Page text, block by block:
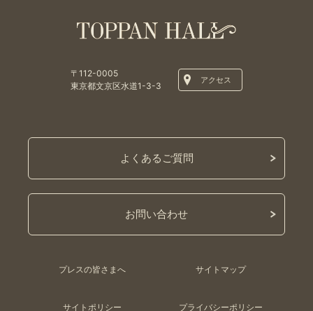
〒112-0005
東京都文京区水道1-3-3
アクセス
よくあるご質問
お問い合わせ
プレスの皆さまへ サイトマップ
サイトポリシー プライバシーポリシー